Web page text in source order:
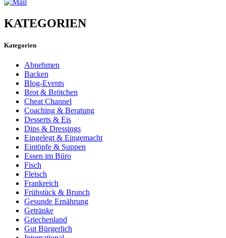
KATEGORIEN
Kategorien
Abnehmen
Backen
Blog-Events
Brot & Brötchen
Cheat Channel
Coaching & Beratung
Desserts & Eis
Dips & Dressings
Eingelegt & Eingemacht
Eintöpfe & Suppen
Essen im Büro
Fisch
Fleisch
Frankreich
Frühstück & Brunch
Gesunde Ernährung
Getränke
Griechenland
Gut Bürgerlich